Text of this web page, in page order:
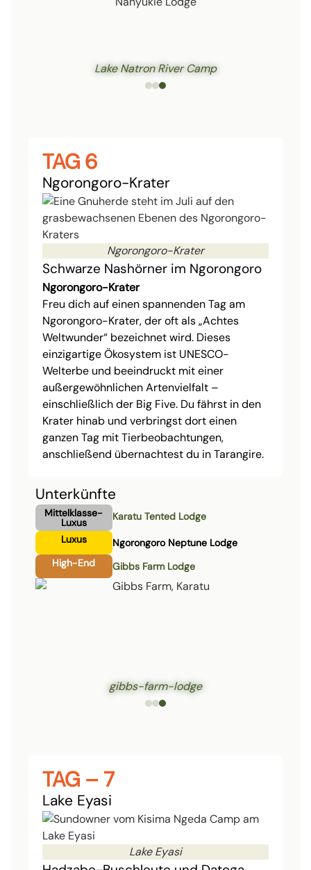
Lake Natron River Camp
TAG 6
Ngorongoro-Krater
Ngorongoro-Krater
Schwarze Nashörner im Ngorongoro
Ngorongoro-Krater
Freu dich auf einen spannenden Tag am
Ngorongoro-Krater, der oft als „Achtes
Weltwunder“ bezeichnet wird. Dieses
einzigartige Ökosystem ist UNESCO-
Welterbe und beeindruckt mit einer
außergewöhnlichen Artenvielfalt –
einschließlich der Big Five. Du fährst in den
Krater hinab und verbringst dort einen
ganzen Tag mit Tierbeobachtungen,
anschließend übernachtest du in Tarangire.
Unterkünfte
Mittelklasse-
Luxus
Karatu Tented Lodge
Luxus
Ngorongoro Neptune Lodge
High-End
Gibbs Farm Lodge
gibbs-farm-lodge
TAG – 7
Lake Eyasi
Lake Eyasi